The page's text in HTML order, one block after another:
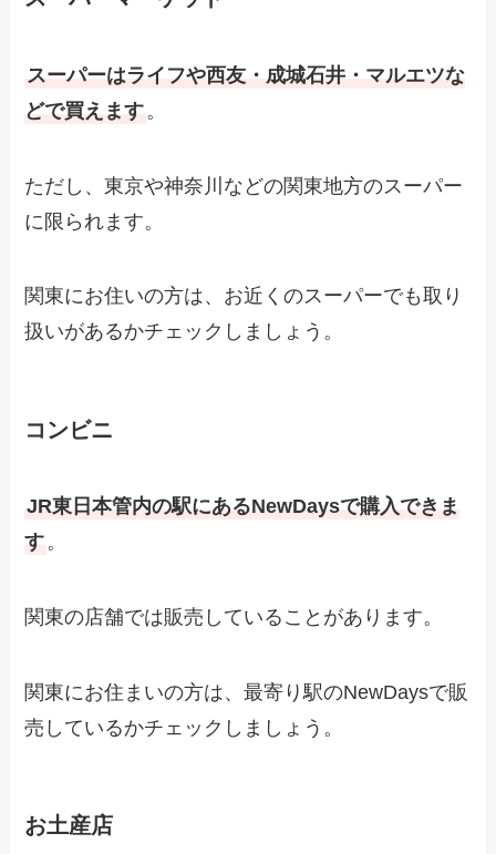
スーパーはライフや西友・成城石井・マルエツな
どで買えます 。
ただし、東京や神奈川などの関東地方のスーパー
に限られます。
関東にお住いの方は、お近くのスーパーでも取り
扱いがあるかチェックしましょう。
コンビニ
JR東日本管内の駅にあるNewDaysで購入できま
す 。
関東の店舗では販売していることがあります。
関東にお住まいの方は、最寄り駅のNewDaysで販
売しているかチェックしましょう。
お土産店